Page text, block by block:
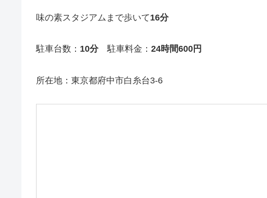
味の素スタジアムまで歩いて16分
駐車台数： 10分駐車料金： 24時間600円
所在地：東京都府中市白糸台3-6